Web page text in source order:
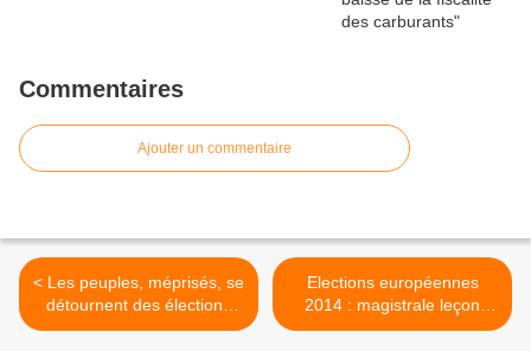
Commentaires
Ajouter un commentaire
< Les peuples, méprisés, se
détournent des élections
européennes
Elections européennes
2014 : magistrale leçon
politique aux dirigeants >